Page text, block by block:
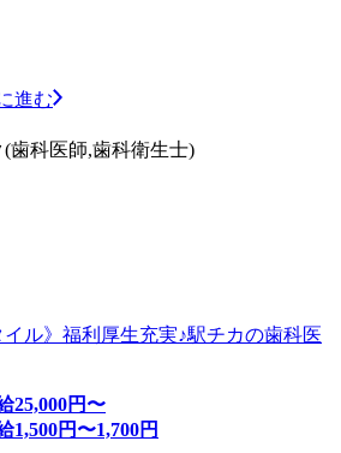
進む
歯科医師,歯科衛生士)
イル》福利厚生充実♪駅チカの歯科医
25,000円〜
1,500円〜1,700円